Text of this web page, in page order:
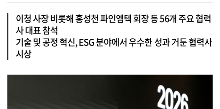
이청 사장 비롯해 홍성천 파인엠텍 회장 등 56개 주요 협력
사 대표 참석
기술 및 공정 혁신, ESG 분야에서 우수한 성과 거둔 협력사
시상